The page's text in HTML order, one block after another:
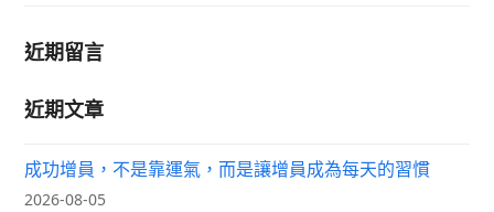
近期留言
近期文章
成功增員，不是靠運氣，而是讓增員成為每天的習慣
2026-08-05